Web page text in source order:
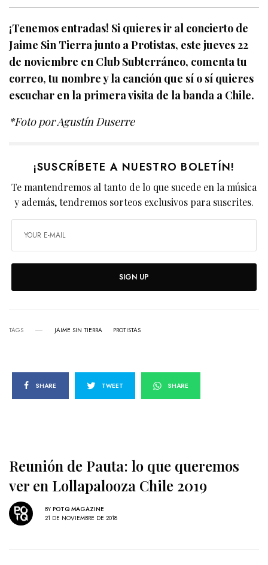
¡Tenemos entradas! Si quieres ir al concierto de
Jaime Sin Tierra junto a Protistas, este jueves 22
de noviembre en Club Subterráneo, comenta tu
correo, tu nombre y la canción que sí o sí quieres
escuchar en la primera visita de la banda a Chile.
*Foto por Agustín Duserre
¡SUSCRÍBETE A NUESTRO BOLETÍN!
Te mantendremos al tanto de lo que sucede en la música
y además, tendremos sorteos exclusivos para suscrites.
SIGN UP
TAGS JAIME SIN TIERRA PROTISTAS
SHARE TWEET SHARE
Reunión de Pauta: lo que queremos
ver en Lollapalooza Chile 2019
BY POTQ MAGAZINE
21 DE NOVIEMBRE DE 2018